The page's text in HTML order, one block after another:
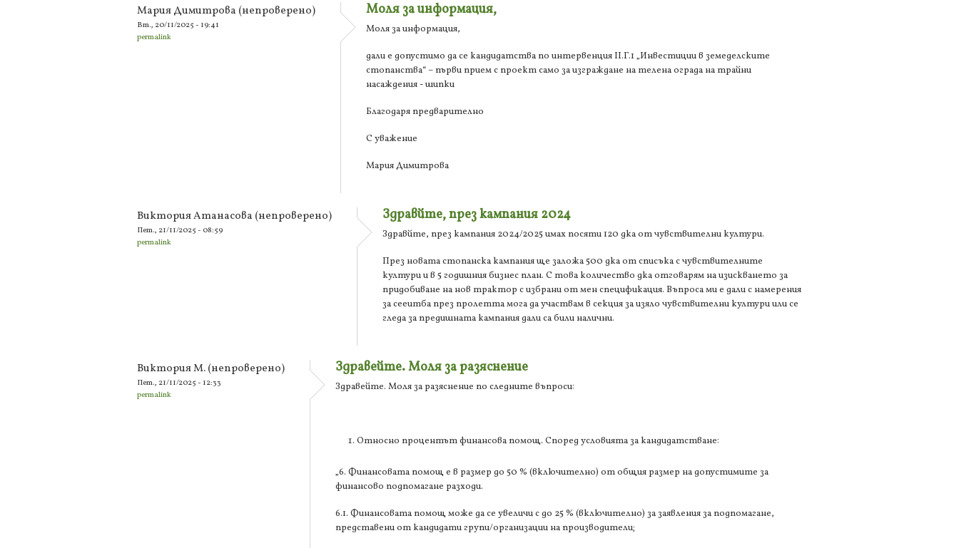
Мария Димитрова (непроверено)
Вт., 20/11/2025 - 19:41
permalink
Моля за информация,
Моля за информация,
дали е допустимо да се кандидатства по интервенция ІІ.Г.1 „Инвестиции в земеделските
стопанства“ – първи прием с проект само за изграждане на телена ограда на трайни
насаждения - шипки
Благодаря предварително
С уважение
Мария Димитрова
Виктория Атанасова (непроверено)
Пет., 21/11/2025 - 08:59
permalink
Здравйте, през кампания 2024
Здравйте, през кампания 2024/2025 имах посяти 120 дка от чувствителни култури.
През новата стопанска кампания ще заложа 500 дка от списъка с чувствителните
култури и в 5 годишния бизнес план. С това количество дка отговарям на изискването за
придобиване на нов трактор с избрани от мен спецификация. Въпроса ми е дали с намерения
за сееитба през пролетта мога да участвам в секция за изяло чувствителни култури или се
гледа за предишната кампания дали са били налични.
Виктория М. (непроверено)
Пет., 21/11/2025 - 12:33
permalink
Здравейте. Моля за разяснение
Здравейте. Моля за разяснение по следните въпроси:
Относно процентът финансова помощ. Според условията за кандидатстване:
„6. Финансовата помощ е в размер до 50 % (включително) от общия размер на допустимите за
финансово подпомагане разходи.
6.1. Финансовата помощ може да се увеличи с до 25 % (включително) за заявления за подпомагане,
представени от кандидати групи/организации на производители;